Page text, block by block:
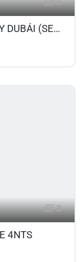
3
TURQUIA, GRECIA 4NTS CRUCERO Y DUBÁI (SEP)
3
4NTS